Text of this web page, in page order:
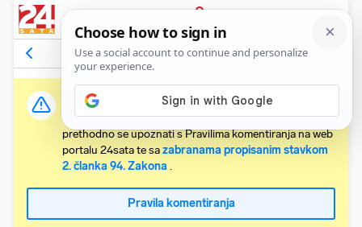
PRIJAVA
Komentari22 Relevantni
Važna obavijest:
Svaki korisnik koji želi komentirati članke obvezan je
prethodno se upoznati s Pravilima komentiranja na web
portalu 24sata te sazabranama propisanim stavkom
2. članka 94. Zakona .
Pravila komentiranja